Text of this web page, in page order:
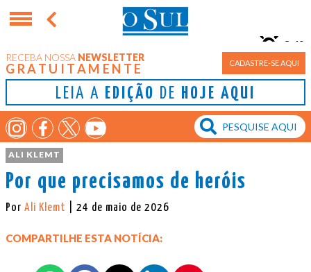
RECEBA NOSSA NEWSLETTER
GRATUITAMENTE CADASTRE-SE AQUI
LEIA A EDIÇÃO DE HOJE AQUI
Porto Alegre
24°
ALI KLEMT
Por que precisamos de heróis
Por Ali Klemt | 24 de maio de 2026
COMPARTILHE ESTA NOTÍCIA: